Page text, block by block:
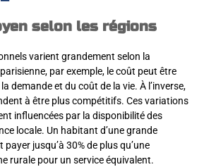
selon les régions
varient grandement selon la
par exemple, le coût peut être
demande et du coût de la vie. À l’inverse,
à être plus compétitifs. Ces variations
influencées par la disponibilité des
locale. Un habitant d’une grande
jusqu’à 30% de plus qu’une
rurale pour un service équivalent.